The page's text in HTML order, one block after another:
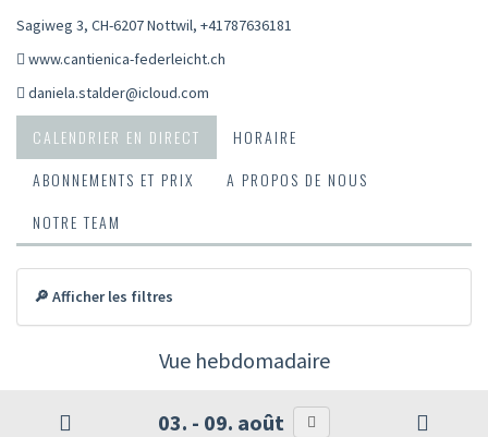
Sagiweg 3, CH-6207 Nottwil, +41787636181
www.cantienica-federleicht.ch
daniela.stalder@icloud.com
CALENDRIER EN DIRECT
HORAIRE
ABONNEMENTS ET PRIX
A PROPOS DE NOUS
NOTRE TEAM
🔎 Afficher les filtres
Vue hebdomadaire
03. - 09. août